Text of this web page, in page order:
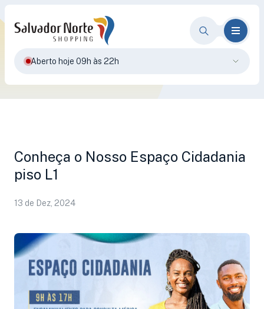
Aberto hoje 09h às 22h
Conheça o Nosso Espaço Cidadania
piso L1
13 de Dez, 2024